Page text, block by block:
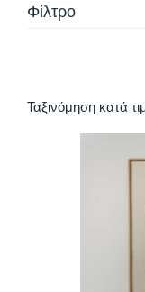
Φίλτρο
Ταξινόμηση κατά